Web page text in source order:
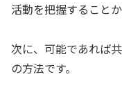
活動を把握することか
次に、可能であれば
の方法です。